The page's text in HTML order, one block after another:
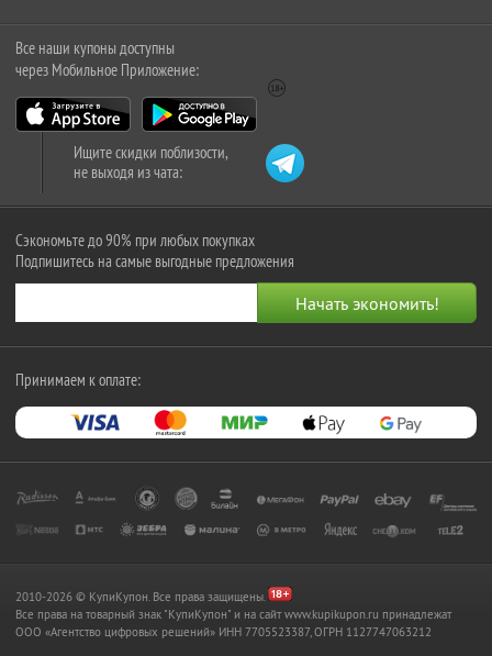
Все наши купоны доступны
через Мобильное Приложение:
Ищите скидки поблизости,
не выходя из чата:
Сэкономьте до 90% при любых покупках
Подпишитесь на самые выгодные предложения
Принимаем к оплате:
2010-2026 © КупиКупон. Все права защищены.
Все права на товарный знак "КупиКупон" и на сайт www.kupikupon.ru принадлежат
OOO «Агентство цифровых решений» ИНН 7705523387, ОГРН 1127747063212